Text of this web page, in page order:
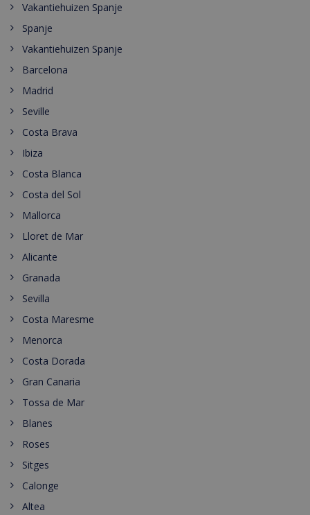
Vakantiehuizen Spanje
Spanje
Vakantiehuizen Spanje
Barcelona
Madrid
Seville
Costa Brava
Ibiza
Costa Blanca
Costa del Sol
Mallorca
Lloret de Mar
Alicante
Granada
Sevilla
Costa Maresme
Menorca
Costa Dorada
Gran Canaria
Tossa de Mar
Blanes
Roses
Sitges
Calonge
Altea